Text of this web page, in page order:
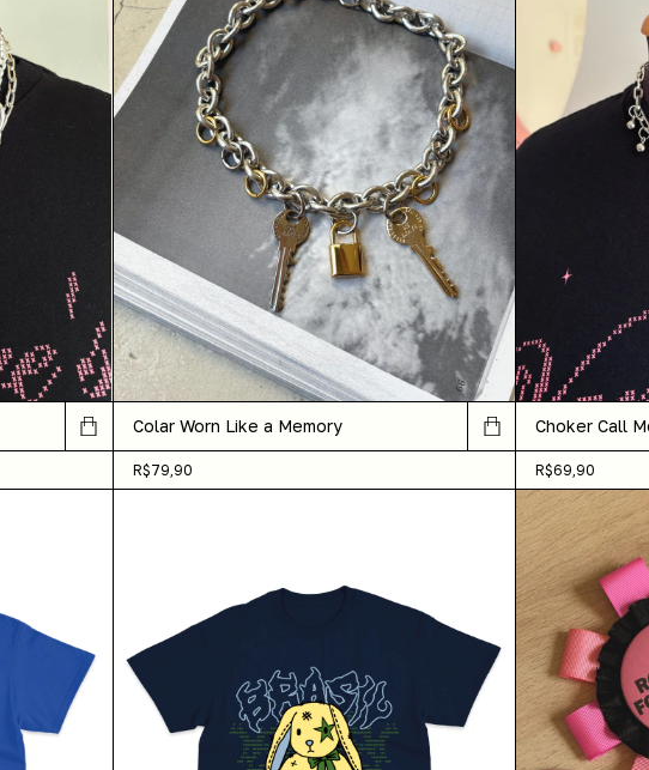
Colar Worn Like a Memory
R$79,90
Choker Call
R$69,90